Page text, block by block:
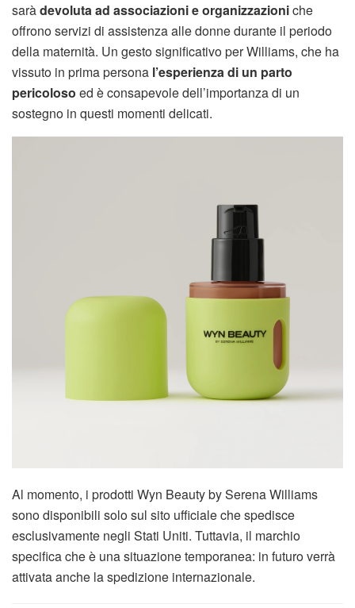
saràdevoluta ad associazioni e organizzazioniche
offrono servizi di assistenza alle donne durante il periodo
della maternità. Un gesto significativo per Williams, che ha
vissuto in prima persona l’esperienza di un parto
pericoloso ed è consapevole dell’importanza di un
sostegno in questi momenti delicati.
Al momento, i prodotti Wyn Beauty by Serena Williams
sono disponibili solo sul sito ufficiale che spedisce
esclusivamente negli Stati Uniti. Tuttavia, il marchio
specifica che è una situazione temporanea: in futuro verrà
attivata anche la spedizione internazionale.